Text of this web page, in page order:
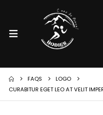
FAQS
LOGO
CURABITUR EGET LEO AT VELIT